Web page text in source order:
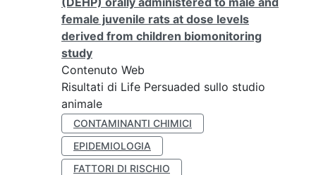
female juvenile rats at dose levels
derived from children biomonitoring
study
Contenuto Web
Risultati di Life Persuaded sullo studio
animale
CONTAMINANTI CHIMICI
EPIDEMIOLOGIA
FATTORI DI RISCHIO